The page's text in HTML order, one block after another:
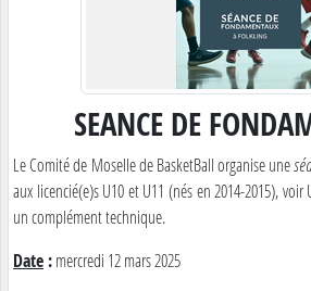
SEANCE DE
Le Comité de Moselle de BasketBall organise une
aux licencié(e)s U10 et U11 (nés en 2014-2015),
un complément technique.
Date :mercredi 12 mars 2025